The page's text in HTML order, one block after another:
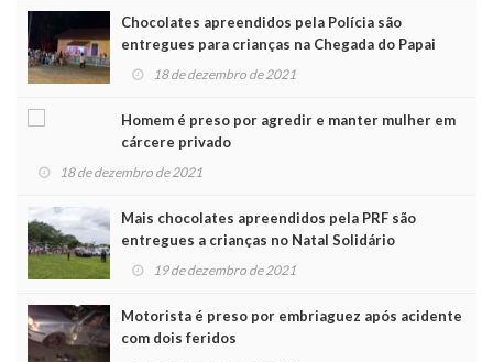
Chocolates apreendidos pela Polícia são
entregues para crianças na Chegada do Papai
Noel 18 de dezembro de 2021
Homem é preso por agredir e manter mulher em
cárcere privado
18 de dezembro de 2021
Mais chocolates apreendidos pela PRF são
entregues a crianças no Natal Solidário
19 de dezembro de 2021
Motorista é preso por embriaguez após acidente
com dois feridos